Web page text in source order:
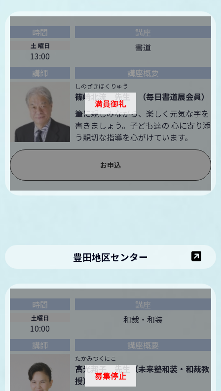
土 曜日
13:00
書道
しのざきほくりゅう
篠崎北流 先生 （毎日書道展会員）
筆に親しみながら、楽しく元気な字を
書きましょう。子ども達の 心に寄り添
う親切な指導を心がけています。
お申込
満員御礼
豊田地区センター
土曜日
10:00
和裁・和装
たかみつくにこ
高光邦子 先生（未来塾和装・和裁教
授）
募集停止